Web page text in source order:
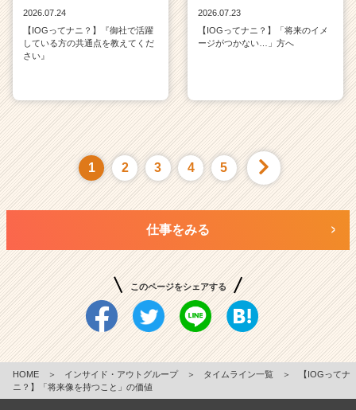
2026.07.24
【IOGってナニ？】『御社で活躍
している方の共通点を教えてくだ
さい』
2026.07.23
【IOGってナニ？】「将来のイメ
ージがつかない…」方へ
1 2 3 4 5
仕事をみる
このページをシェアする
HOME ＞ インサイド・アウトグループ ＞ タイムライン一覧 ＞
【IOGってナ
ニ？】「将来像を持つこと」の価値